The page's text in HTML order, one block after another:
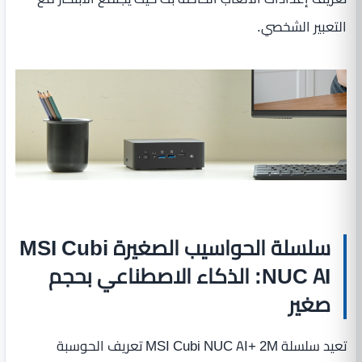
التعبير الشخصي.
سلسلة الحواسيب الصغيرة MSI Cubi
NUC AI: الذكاء الاصطناعي بحجم
صغير
تعيد سلسلة MSI Cubi NUC AI+ 2M تعريف الحوسبة